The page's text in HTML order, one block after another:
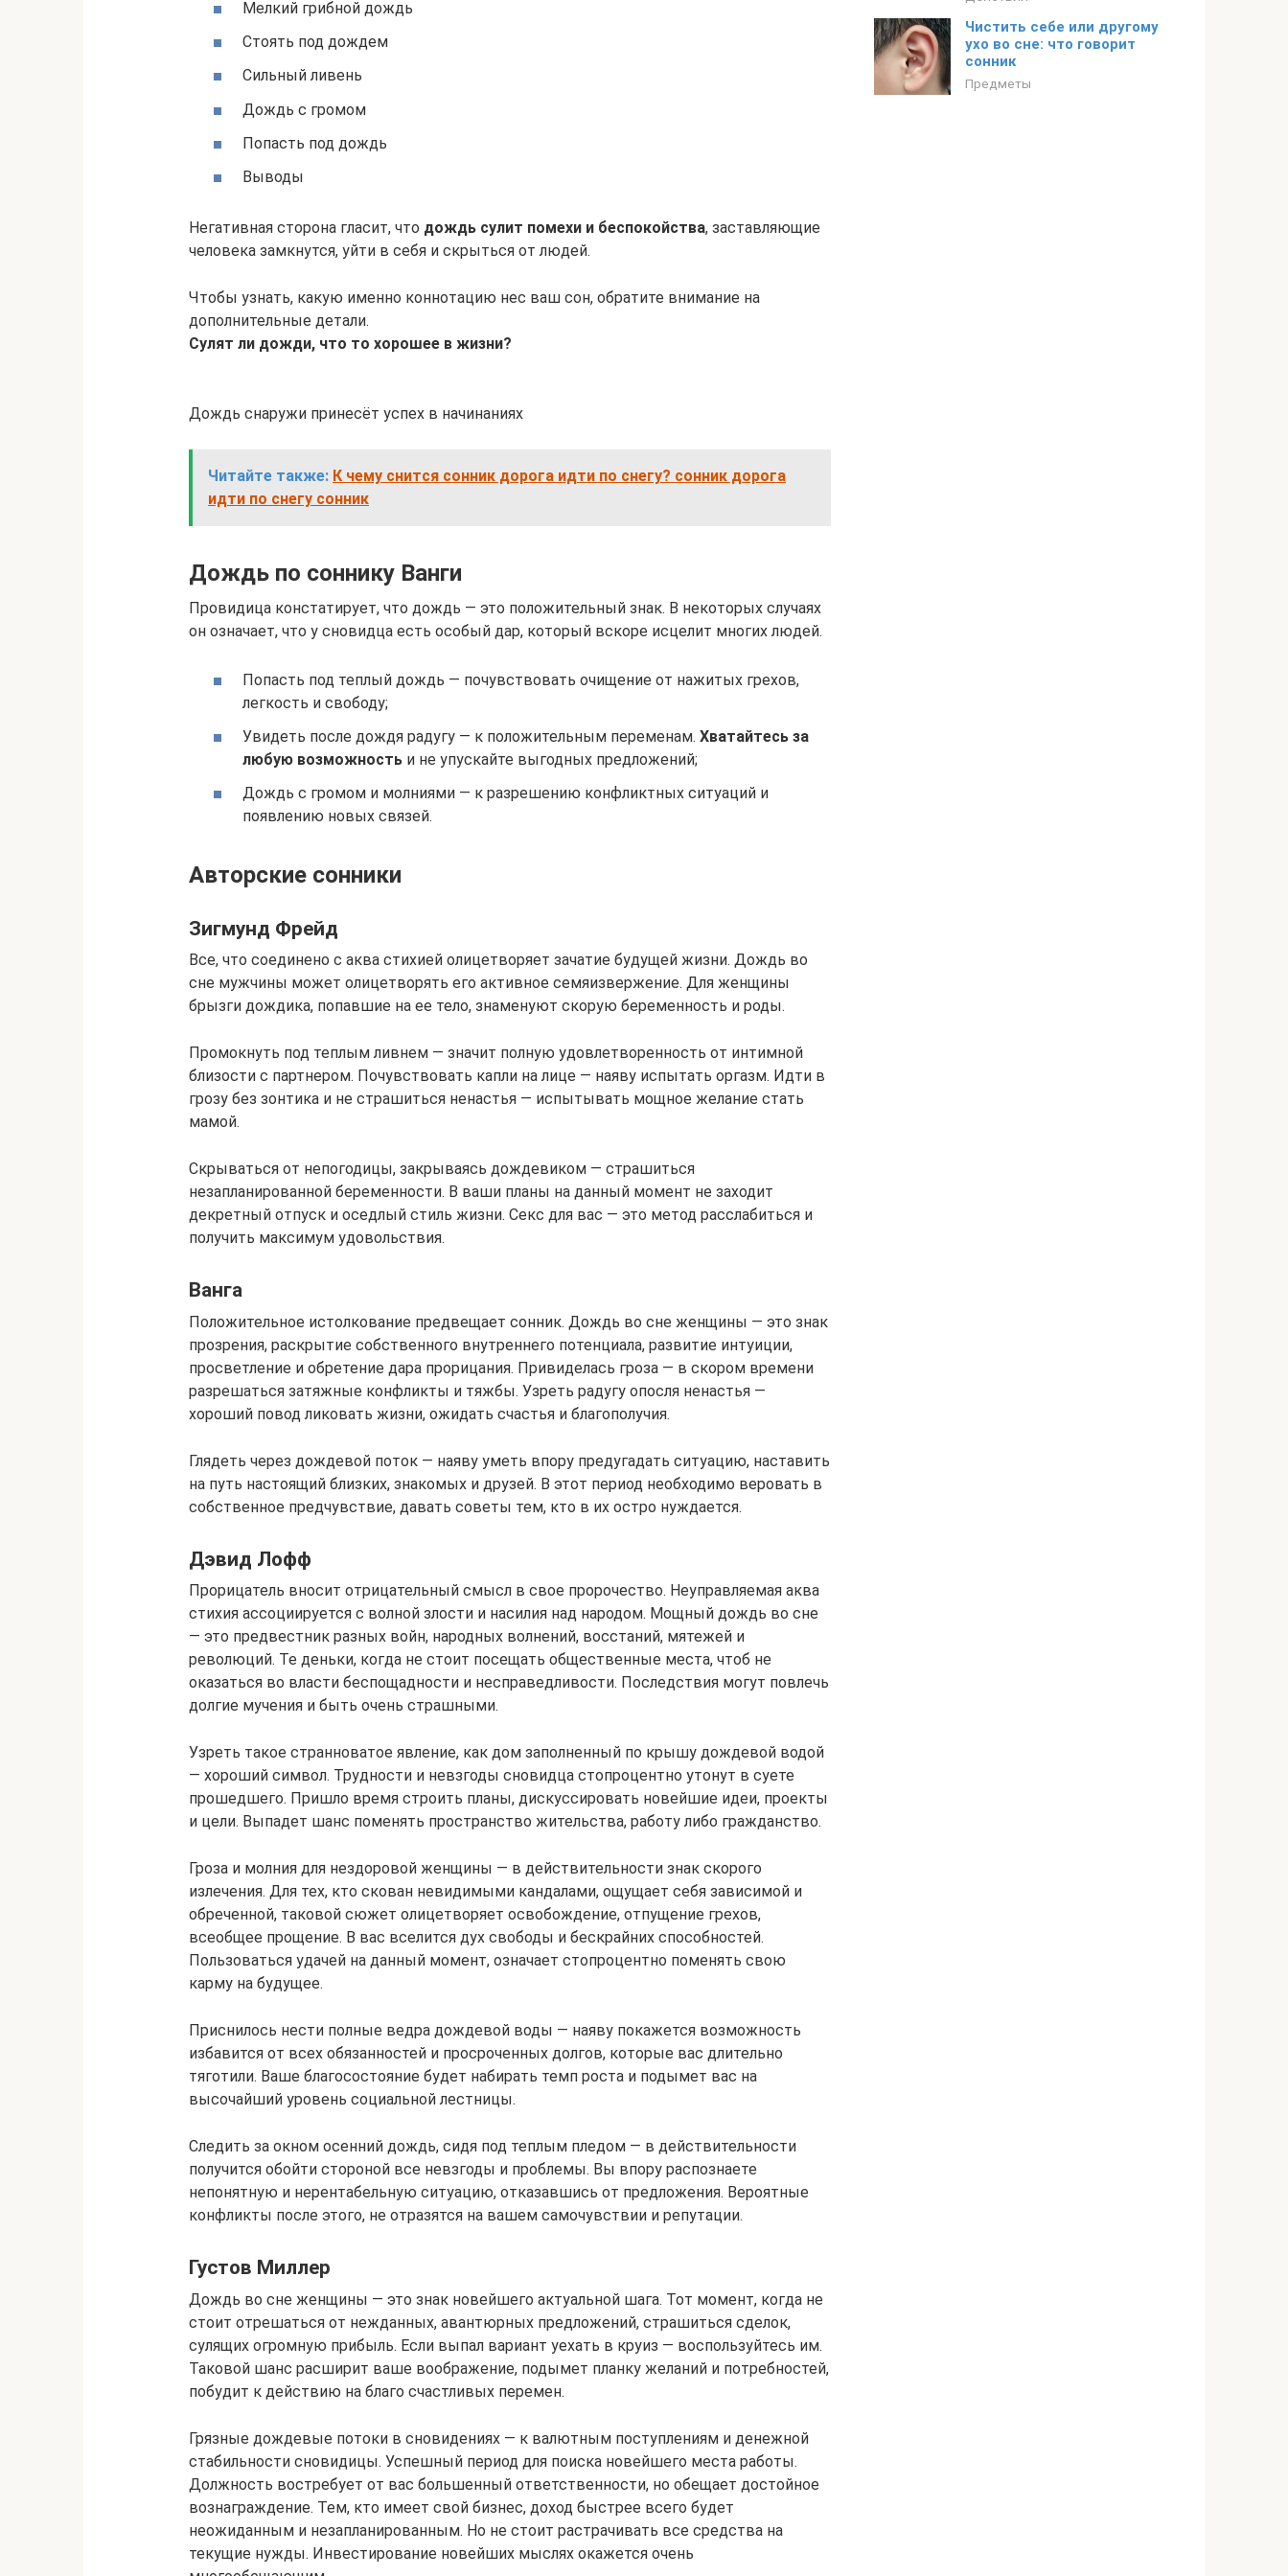
Мелкий грибной дождь
Стоять под дождем
Сильный ливень
Дождь с громом
Попасть под дождь
Выводы
Негативная сторона гласит, что дождь сулит помехи и беспокойства, заставляющие
человека замкнутся, уйти в себя и скрыться от людей.
Чтобы узнать, какую именно коннотацию нес ваш сон, обратите внимание на
дополнительные детали.
Сулят ли дожди, что то хорошее в жизни?
Дождь снаружи принесёт успех в начинаниях
Читайте также: К чему снится сонник дорога идти по снегу? сонник дорога
идти по снегу сонник
Дождь по соннику Ванги
Провидица констатирует, что дождь — это положительный знак. В некоторых случаях
он означает, что у сновидца есть особый дар, который вскоре исцелит многих людей.
Попасть под теплый дождь — почувствовать очищение от нажитых грехов,
легкость и свободу;
Увидеть после дождя радугу — к положительным переменам. Хватайтесь за
любую возможность и не упускайте выгодных предложений;
Дождь с громом и молниями — к разрешению конфликтных ситуаций и
появлению новых связей.
Авторские сонники
Зигмунд Фрейд
Все, что соединено с аква стихией олицетворяет зачатие будущей жизни. Дождь во
сне мужчины может олицетворять его активное семяизвержение. Для женщины
брызги дождика, попавшие на ее тело, знаменуют скорую беременность и роды.
Промокнуть под теплым ливнем — значит полную удовлетворенность от интимной
близости с партнером. Почувствовать капли на лице — наяву испытать оргазм. Идти в
грозу без зонтика и не страшиться ненастья — испытывать мощное желание стать
мамой.
Скрываться от непогодицы, закрываясь дождевиком — страшиться
незапланированной беременности. В ваши планы на данный момент не заходит
декретный отпуск и оседлый стиль жизни. Секс для вас — это метод расслабиться и
получить максимум удовольствия.
Ванга
Положительное истолкование предвещает сонник. Дождь во сне женщины — это знак
прозрения, раскрытие собственного внутреннего потенциала, развитие интуиции,
просветление и обретение дара прорицания. Привиделась гроза — в скором времени
разрешаться затяжные конфликты и тяжбы. Узреть радугу опосля ненастья —
хороший повод ликовать жизни, ожидать счастья и благополучия.
Глядеть через дождевой поток — наяву уметь впору предугадать ситуацию, наставить
на путь настоящий близких, знакомых и друзей. В этот период необходимо веровать в
собственное предчувствие, давать советы тем, кто в их остро нуждается.
Дэвид Лофф
Прорицатель вносит отрицательный смысл в свое пророчество. Неуправляемая аква
стихия ассоциируется с волной злости и насилия над народом. Мощный дождь во сне
— это предвестник разных войн, народных волнений, восстаний, мятежей и
революций. Те деньки, когда не стоит посещать общественные места, чтоб не
оказаться во власти беспощадности и несправедливости. Последствия могут повлечь
долгие мучения и быть очень страшными.
Узреть такое странноватое явление, как дом заполненный по крышу дождевой водой
— хороший символ. Трудности и невзгоды сновидца стопроцентно утонут в суете
прошедшего. Пришло время строить планы, дискуссировать новейшие идеи, проекты
и цели. Выпадет шанс поменять пространство жительства, работу либо гражданство.
Гроза и молния для нездоровой женщины — в действительности знак скорого
излечения. Для тех, кто скован невидимыми кандалами, ощущает себя зависимой и
обреченной, таковой сюжет олицетворяет освобождение, отпущение грехов,
всеобщее прощение. В вас вселится дух свободы и бескрайних способностей.
Пользоваться удачей на данный момент, означает стопроцентно поменять свою
карму на будущее.
Приснилось нести полные ведра дождевой воды — наяву покажется возможность
избавится от всех обязанностей и просроченных долгов, которые вас длительно
тяготили. Ваше благосостояние будет набирать темп роста и подымет вас на
высочайший уровень социальной лестницы.
Следить за окном осенний дождь, сидя под теплым пледом — в действительности
получится обойти стороной все невзгоды и проблемы. Вы впору распознаете
непонятную и нерентабельную ситуацию, отказавшись от предложения. Вероятные
конфликты после этого, не отразятся на вашем самочувствии и репутации.
Густов Миллер
Дождь во сне женщины — это знак новейшего актуальной шага. Тот момент, когда не
стоит отрешаться от нежданных, авантюрных предложений, страшиться сделок,
сулящих огромную прибыль. Если выпал вариант уехать в круиз — воспользуйтесь им.
Таковой шанс расширит ваше воображение, подымет планку желаний и потребностей,
побудит к действию на благо счастливых перемен.
Грязные дождевые потоки в сновидениях — к валютным поступлениям и денежной
стабильности сновидицы. Успешный период для поиска новейшего места работы.
Должность востребует от вас большенный ответственности, но обещает достойное
вознаграждение. Тем, кто имеет свой бизнес, доход быстрее всего будет
неожиданным и незапланированным. Но не стоит растрачивать все средства на
текущие нужды. Инвестирование новейших мыслях окажется очень
Чистить себе или другому
ухо во сне: что говорит
сонник
Предметы